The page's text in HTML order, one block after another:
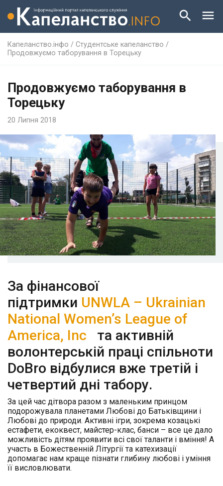
Капеланство.інфо / Студентське капеланство /
Продовжуємо таборування в Торецьку
Продовжуємо таборування в
Торецьку
20 Липня 2018
За фінансової
підтримки UNWLA – Ukrainian
National Women’s League of
America, Inc
та активній
волонтерській праці спільноти
DoBro відбулися вже третій і
четвертий дні табору.
За цей час дітвора разом з маленьким принцом
подорожувала планетами Любові до Батьківщини і
Любові до природи. Активні ігри, зокрема козацькі
естафети, екоквест, майстер-клас, банси – все це дало
можливість дітям проявити всі свої таланти і вміння! А
участь в Божественній Літургії та катехизації
допомагає нам краще пізнати глибину любові і уміння
її висловлювати.